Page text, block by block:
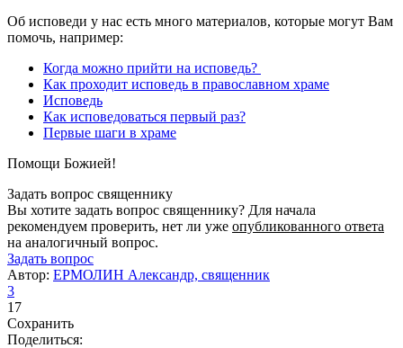
Об исповеди у нас есть много материалов, которые могут Вам
помочь, например:
Когда можно прийти на исповедь?
Как проходит исповедь в православном храме
Исповедь
Как исповедоваться первый раз?
Первые шаги в храме
Помощи Божией!
Задать вопрос священнику
Вы хотите задать вопрос священнику? Для начала
рекомендуем проверить, нет ли уже опубликованного ответа
на аналогичный вопрос.
Задать вопрос
Автор: ЕРМОЛИН Александр, священник
3
17
Сохранить
Поделиться: